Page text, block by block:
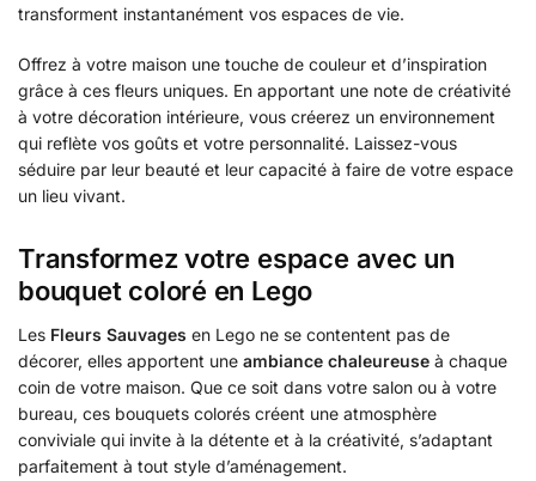
transforment instantanément vos espaces de vie.
Offrez à votre maison une touche de couleur et d’inspiration
grâce à ces fleurs uniques. En apportant une note de créativité
à votre décoration intérieure, vous créerez un environnement
qui reflète vos goûts et votre personnalité. Laissez-vous
séduire par leur beauté et leur capacité à faire de votre espace
un lieu vivant.
Transformez votre espace avec un
bouquet coloré en Lego
Les Fleurs Sauvages en Lego ne se contentent pas de
décorer, elles apportent une ambiance chaleureuse à chaque
coin de votre maison. Que ce soit dans votre salon ou à votre
bureau, ces bouquets colorés créent une atmosphère
conviviale qui invite à la détente et à la créativité, s’adaptant
parfaitement à tout style d’aménagement.